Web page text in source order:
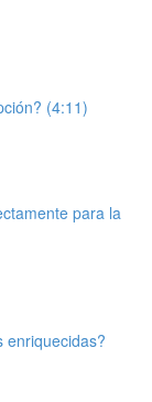
(4:11)
para la
enriquecidas?